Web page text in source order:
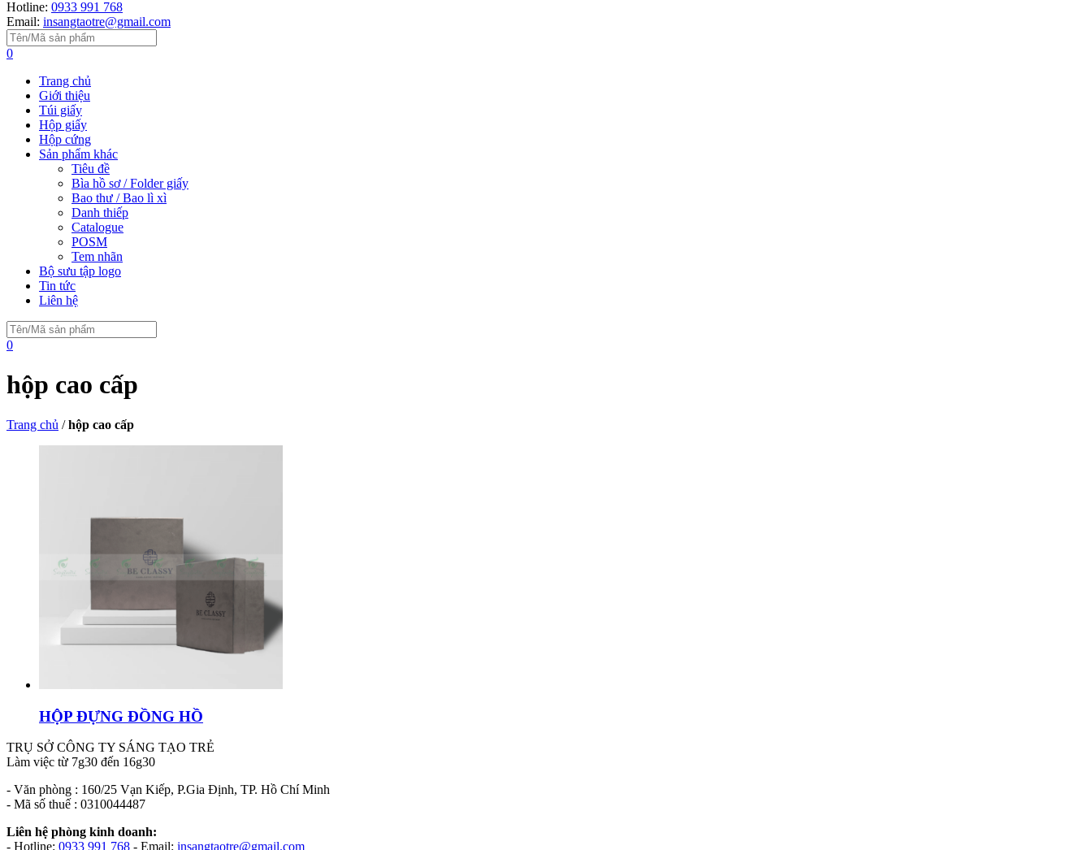
Hotline: 0933 991 768
Email: insangtaotre@gmail.com
0
Trang chủ
Giới thiệu
Túi giấy
Hộp giấy
Hộp cứng
Sản phẩm khác
Tiêu đề
Bìa hồ sơ / Folder giấy
Bao thư / Bao lì xì
Danh thiếp
Catalogue
POSM
Tem nhãn
Bộ sưu tập logo
Tin tức
Liên hệ
0
hộp cao cấp
Trang chủ /hộp cao cấp
HỘP ĐỰNG ĐỒNG HỒ
TRỤ SỞ CÔNG TY SÁNG TẠO TRẺ
Làm việc từ 7g30 đến 16g30
- Văn phòng : 160/25 Vạn Kiếp, P.Gia Định, TP. Hồ Chí Minh
- Mã số thuế : 0310044487
Liên hệ phòng kinh doanh:
- Hotline: 0933 991 768 - Email: insangtaotre@gmail.com